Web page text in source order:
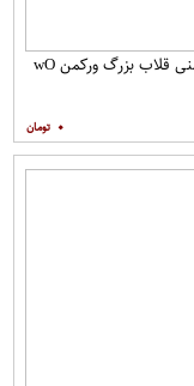
کمربند ایمنی قلاب بزرگ ورکمن wO​
۰